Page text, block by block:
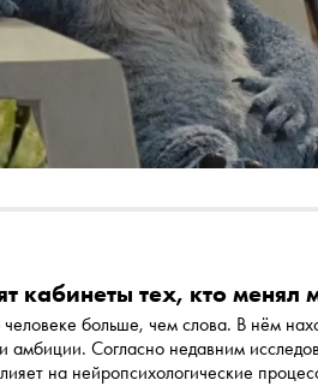
кабинеты тех, кто менял
больше, чем слова. В нём
амбиции. Согласно недавним
на нейропсихологические